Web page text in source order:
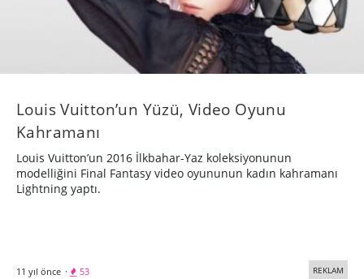
Louis Vuitton’un Yüzü, Video Oyunu
Kahramanı
​Louis Vuitton’un 2016 İlkbahar-Yaz koleksiyonunun
modelliğini Final Fantasy video oyununun kadın kahramanı
Lightning yaptı.
11 yıl önce · 53 REKLAM